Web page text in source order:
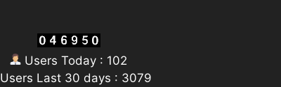
Users Today : 102
Users Last 30 days : 3079